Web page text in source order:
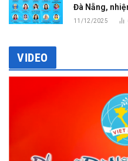
Đà Nẵng,
11/12/2025
VIDEO